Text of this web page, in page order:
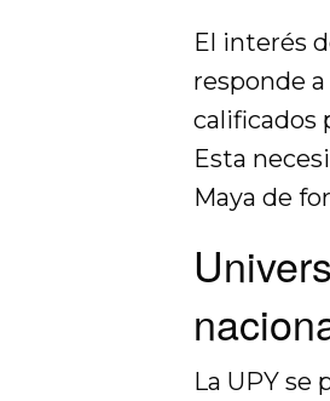
El interés
responde
calificados
Esta
Maya de
La UPY se